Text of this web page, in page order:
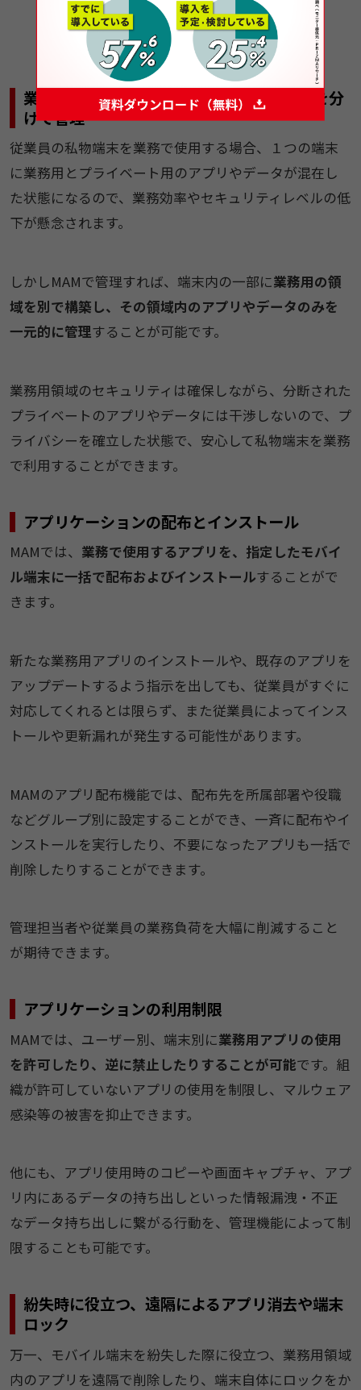
業務用アプリ・データと、プライベート用を分
けて管理
従業員の私物端末を業務で使用する場合、１つの端末
に業務用とプライベート用のアプリやデータが混在し
た状態になるので、業務効率やセキュリティレベルの低
下が懸念されます。
しかしMAMで管理すれば、端末内の一部に業務用の領
域を別で構築し、その領域内のアプリやデータのみを
一元的に管理することが可能です。
業務用領域のセキュリティは確保しながら、分断された
プライベートのアプリやデータには干渉しないので、プ
ライバシーを確立した状態で、安心して私物端末を業務
で利用することができます。
アプリケーションの配布とインストール
MAMでは、 業務で使用するアプリを、指定したモバイ
ル端末に一括で配布およびインストールすることがで
きます。
新たな業務用アプリのインストールや、既存のアプリを
アップデートするよう指示を出しても、従業員がすぐに
対応してくれるとは限らず、また従業員によってインス
トールや更新漏れが発生する可能性があります。
MAMのアプリ配布機能では、配布先を所属部署や役職
などグループ別に設定することができ、一斉に配布やイ
ンストールを実行したり、不要になったアプリも一括で
削除したりすることができます。
管理担当者や従業員の業務負荷を大幅に削減すること
が期待できます。
アプリケーションの利用制限
MAMでは、ユーザー別、端末別に業務用アプリの使用
を許可したり、逆に禁止したりすることが可能です。組
織が許可していないアプリの使用を制限し、マルウェア
感染等の被害を抑止できます。
他にも、アプリ使用時のコピーや画面キャプチャ、アプ
リ内にあるデータの持ち出しといった情報漏洩・不正
なデータ持ち出しに繋がる行動を、管理機能によって制
限することも可能です。
紛失時に役立つ、遠隔によるアプリ消去や端末
ロック
万一、モバイル端末を紛失した際に役立つ、業務用領域
内のアプリを遠隔で削除したり、端末自体にロックをか